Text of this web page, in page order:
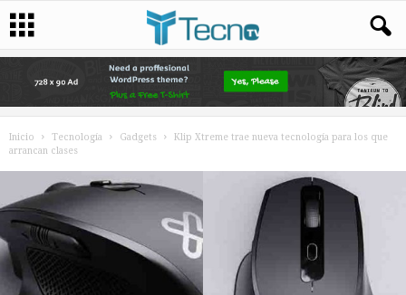
Inicio Tecnología Gadgets
Klip Xtreme trae nueva tecnología para los que
arrancan clases